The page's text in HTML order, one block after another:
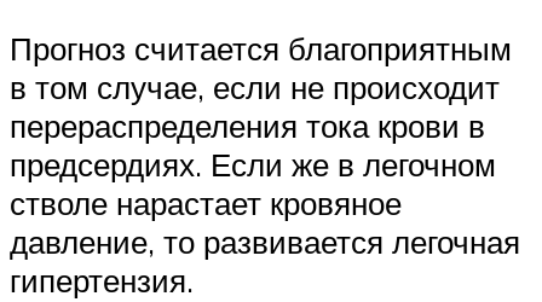
Прогноз считается благоприятным
в том случае, если не происходит
перераспределения тока крови в
предсердиях. Если же в легочном
стволе нарастает кровяное
давление, то развивается легочная
гипертензия.